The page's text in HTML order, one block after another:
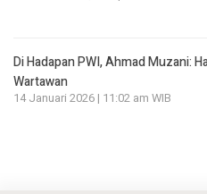
Di Hadapan PWI, Ahmad Muzani:
Wartawan
14 Januari 2026 | 11:02 am WIB